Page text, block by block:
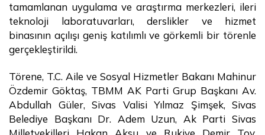
tamamlanan uygulama ve araştırma merkezleri, ileri
teknoloji laboratuvarları, derslikler ve hizmet
binasının açılışı geniş katılımlı ve görkemli bir törenle
gerçekleştirildi.
Törene, T.C. Aile ve Sosyal Hizmetler Bakanı Mahinur
Özdemir Göktaş, TBMM AK Parti Grup Başkanı Av.
Abdullah Güler, Sivas Valisi Yılmaz Şimşek, Sivas
Belediye Başkanı Dr. Adem Uzun, Ak Parti Sivas